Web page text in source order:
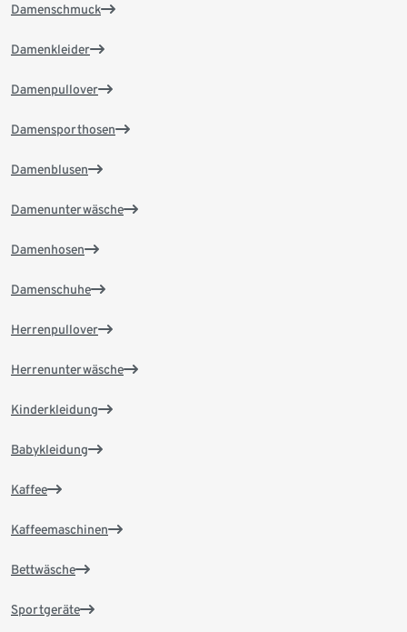
Damenschmuck
Damenkleider
Damenpullover
Damensporthosen
Damenblusen
Damenunterwäsche
Damenhosen
Damenschuhe
Herrenpullover
Herrenunterwäsche
Kinderkleidung
Babykleidung
Kaffee
Kaffeemaschinen
Bettwäsche
Sportgeräte